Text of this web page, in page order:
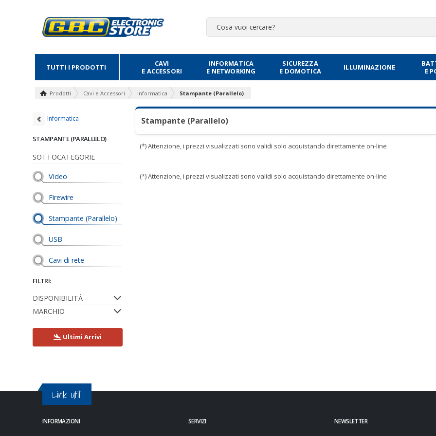
TUTTI I PRODOTTI
CAVI
E ACCESSORI
INFORMATICA
E NETWORKING
SICUREZZA
E DOMOTICA
ILLUMINAZIONE
E
Prodotti Cavi e Accessori Informatica Stampante (Parallelo)
Informatica
STAMPANTE (PARALLELO)
SOTTOCATEGORIE
Video
Firewire
Stampante (Parallelo)
USB
Cavi di rete
FILTRI:
DISPONIBILITÀ
MARCHIO
Ultimi Arrivi
Stampante (Parallelo)
(*) Attenzione, i prezzi visualizzati sono validi solo acquistando direttamente on-line
(*) Attenzione, i prezzi visualizzati sono validi solo acquistando direttamente on-line
Link Utili
INFORMAZIONI SERVIZI NEWSLETTER